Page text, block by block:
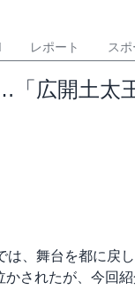
レポート ス
広開土太
は、舞台を都に戻
かされたが、今回